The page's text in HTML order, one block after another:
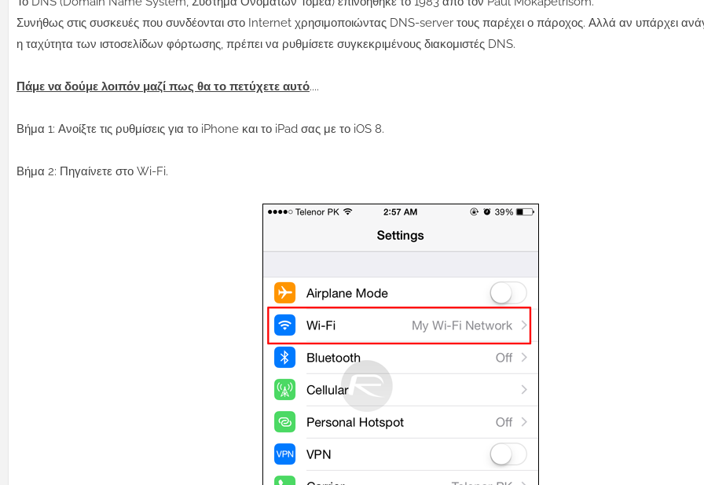
Συνήθως στις συσκευές που συνδέονται στο Internet χρησιμοποιώντας DNS-server τους παρέχει ο πάροχος. Αλλά αν υπάρχει
η ταχύτητα των ιστοσελίδων φόρτωσης, πρέπει να ρυθμίσετε συγκεκριμένους διακομιστές DNS.
Πάμε να δούμε λοιπόν μαζί πως θα το πετύχετε αυτό....
Βήμα 1: Ανοίξτε τις ρυθμίσεις για το iPhone και το iPad σας με το iOS 8.
Βήμα 2: Πηγαίνετε στο Wi-Fi.